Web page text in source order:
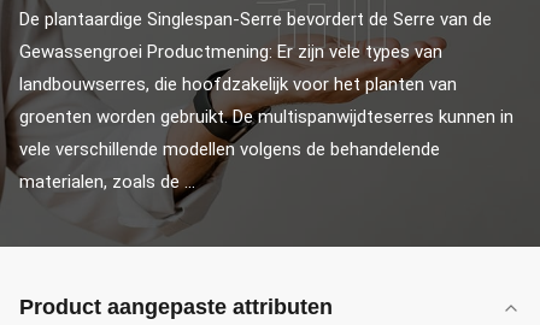
De plantaardige Singlespan-Serre bevordert de Serre van de
Gewassengroei Productmening: Er zijn vele types van
landbouwserres, die hoofdzakelijk voor het planten van
groenten worden gebruikt. De multispanwijdteserres kunnen in
vele verschillende modellen volgens de behandelende
materialen, zoals de ...
Product aangepaste attributen